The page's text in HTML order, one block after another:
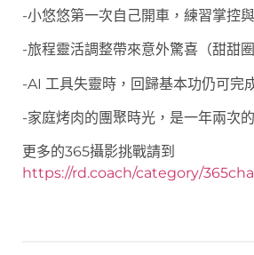
-小悠悠第一次自己開車，練習掌控
-旅程靈活調整帶來意外驚喜（甜甜
-AI 工具失靈時，回歸基本功仍可完
-家庭烤肉的團聚時光，是一年兩次
更多的365攝影挑戰請到
https://rd.coach/category/